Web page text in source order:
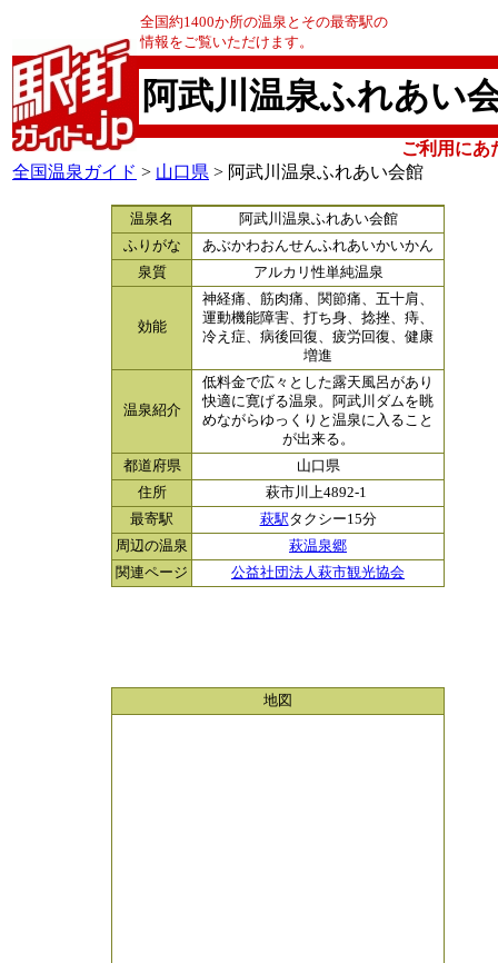
全国約1400か所の温泉とその最寄駅の
情報をご覧いただけます。
阿武川温泉ふれあい
ご利用にあ
全国温泉ガイド > 山口県 > 阿武川温泉ふれあい会館
温泉名
阿武川温泉ふれあい会館
ふりがな
あぶかわおんせんふれあいかいかん
泉質
アルカリ性単純温泉
効能
神経痛、筋肉痛、関節痛、五十肩、
運動機能障害、打ち身、捻挫、痔、
冷え症、病後回復、疲労回復、健康
増進
温泉紹介
低料金で広々とした露天風呂があり
快適に寛げる温泉。阿武川ダムを眺
めながらゆっくりと温泉に入ること
が出来る。
都道府県
山口県
住所
萩市川上4892-1
最寄駅
萩駅タクシー15分
周辺の温泉
萩温泉郷
関連ページ
公益社団法人萩市観光協会
地図